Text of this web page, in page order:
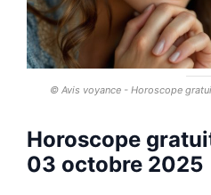
© Avis voyance - Horoscope
Horoscope
03 octobre 2025